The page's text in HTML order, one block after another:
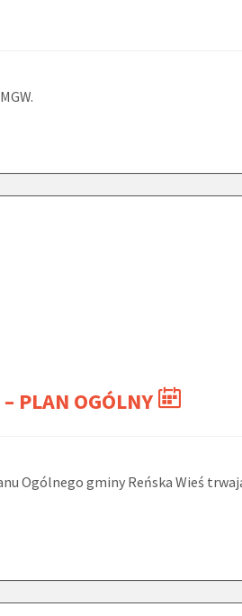
PLAN OGÓLNY
Ogólnego gminy Reńska Wieś